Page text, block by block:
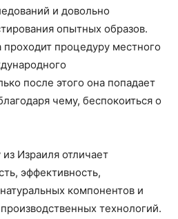
и довольно
опытных образов.
проходит процедуру местного
после этого она попадает
чему, беспокоиться о
Израиля отличает
эффективность,
компонентов и
технологий.